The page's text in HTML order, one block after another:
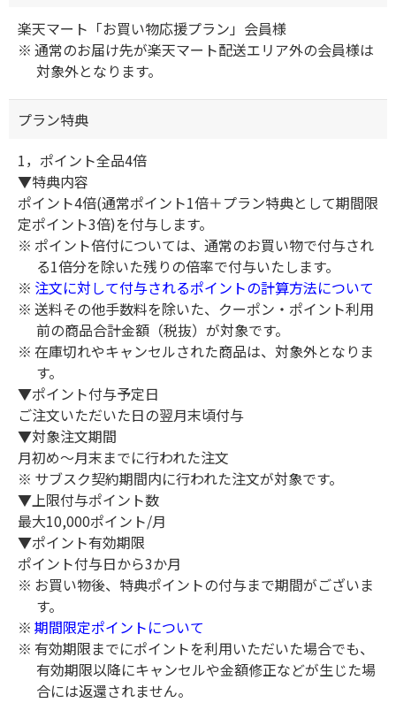
楽天マート「お買い物応援プラン」会員様
通常のお届け先が楽天マート配送エリア外の会員様は
対象外となります。
プラン特典
1，ポイント全品4倍
▼特典内容
ポイント4倍(通常ポイント1倍＋プラン特典として期間限
定ポイント3倍)を付与します。
ポイント倍付については、通常のお買い物で付与され
る1倍分を除いた残りの倍率で付与いたします。
注文に対して付与されるポイントの計算方法について
送料その他手数料を除いた、クーポン・ポイント利用
前の商品合計金額（税抜）が対象です。
在庫切れやキャンセルされた商品は、対象外となりま
す。
▼ポイント付与予定日
ご注文いただいた日の翌月末頃付与
▼対象注文期間
月初め～月末までに行われた注文
サブスク契約期間内に行われた注文が対象です。
▼上限付与ポイント数
最大10,000ポイント/月
▼ポイント有効期限
ポイント付与日から3か月
お買い物後、特典ポイントの付与まで期間がございま
す。
期間限定ポイントについて
有効期限までにポイントを利用いただいた場合でも、
有効期限以降にキャンセルや金額修正などが生じた場
合には返還されません。